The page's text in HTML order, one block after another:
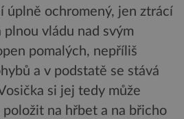
úplně ochromený, jen ztrácí
vládu nad svým
pomalých, nepříliš
a v podstatě se stává
si jej tedy může
na hřbet a na břicho